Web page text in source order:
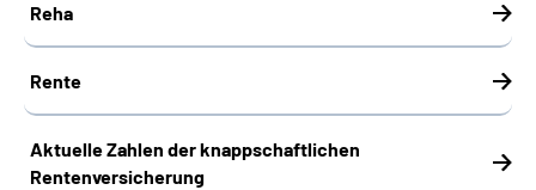
Reha
Rente
Aktuelle Zahlen der knappschaftlichen
Rentenversicherung